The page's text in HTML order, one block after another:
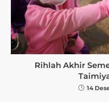
Rihlah Akhir
14